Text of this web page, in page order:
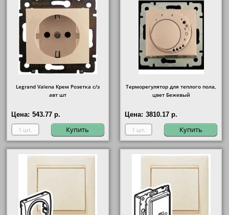
Legrand Valena Крем Розетка с/з
авт шт
Цена: 543.77 р.
Купить
Терморегулятор для теплого пола,
цвет Бежевый
Цена: 3810.17 р.
Купить